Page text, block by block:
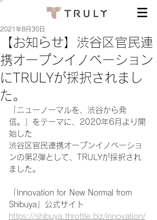
【お知らせ】渋谷区官民連
携オープンイノベーション
にTRULYが採択されまし
た。
2021年8月30日
「ニューノーマルを、渋谷から発
信。」をテーマに、2020年6月より開
始した
渋谷区官民連携オープンイノベーショ
ンの第2弾として、TRULYが採択され
ました。
「Innovation for New Normal from
Shibuya」公式サイト
https://shibuya.throttle.biz/innovation/